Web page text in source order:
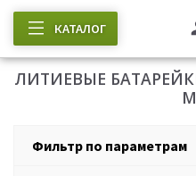
КАТАЛОГ
ЛИТИЕВЫЕ
Фильтр по параметрам